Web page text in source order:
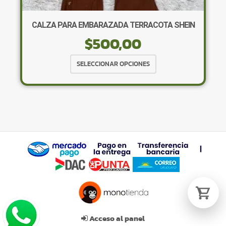
CALZA PARA EMBARAZADA TERRACOTA SHEIN
$500,00
SELECCIONAR OPCIONES
producto
tiene
opciones
se
pueden
elegir
Acceso al panel
Tu carrito está vacío.
Agregá un producto y aparecerá acá
automáticamente.